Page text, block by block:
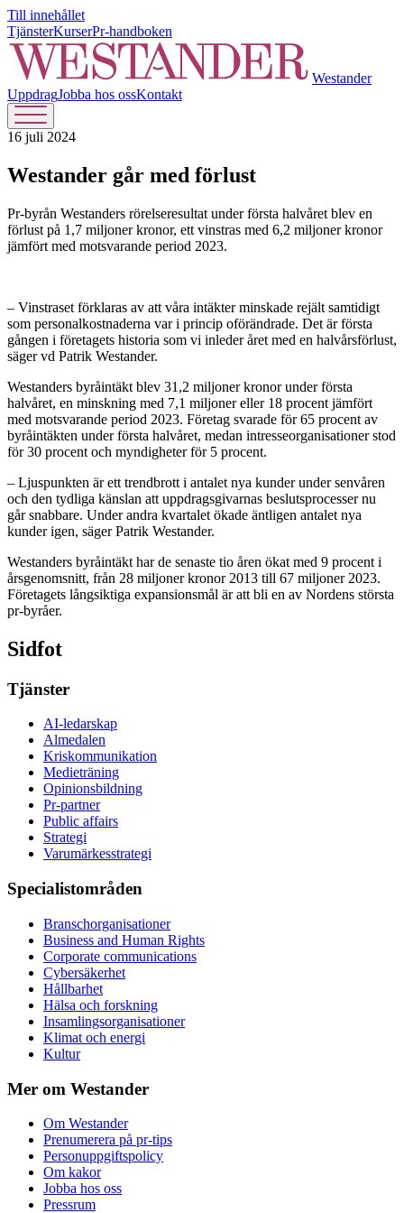
Till innehållet
TjänsterKurserPr-handboken
Westander
UppdragJobba hos ossKontakt
16 juli 2024
Westander går med förlust
Pr-byrån Westanders rörelseresultat under första halvåret blev en
förlust på 1,7 miljoner kronor, ett vinstras med 6,2 miljoner kronor
jämfört med motsvarande period 2023.
– Vinstraset förklaras av att våra intäkter minskade rejält samtidigt
som personalkostnaderna var i princip oförändrade. Det är första
gången i företagets historia som vi inleder året med en halvårsförlust,
säger vd Patrik Westander.
Westanders byråintäkt blev 31,2 miljoner kronor under första
halvåret, en minskning med 7,1 miljoner eller 18 procent jämfört
med motsvarande period 2023. Företag svarade för 65 procent av
byråintäkten under första halvåret, medan intresseorganisationer stod
för 30 procent och myndigheter för 5 procent.
– Ljuspunkten är ett trendbrott i antalet nya kunder under senvåren
och den tydliga känslan att uppdragsgivarnas beslutsprocesser nu
går snabbare. Under andra kvartalet ökade äntligen antalet nya
kunder igen, säger Patrik Westander.
Westanders byråintäkt har de senaste tio åren ökat med 9 procent i
årsgenomsnitt, från 28 miljoner kronor 2013 till 67 miljoner 2023.
Företagets långsiktiga expansionsmål är att bli en av Nordens största
pr-byråer.
Sidfot
Tjänster
AI-ledarskap
Almedalen
Kris­kommunikation
Medieträning
Opinionsbildning
Pr-partner
Public affairs
Strategi
Varumärkesstrategi
Specialistområden
Branschorganisationer
Business and Human Rights
Corporate communications
Cybersäkerhet
Hållbarhet
Hälsa och forskning
Insamlingsorganisationer
Klimat och energi
Kultur
Mer om Westander
Om Westander
Prenumerera på pr-tips
Personuppgiftspolicy
Om kakor
Jobba hos oss
Pressrum